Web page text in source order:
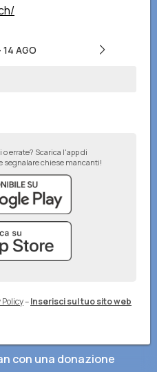
14 AGO
errate? Scarica l'app di
segnalare chiese mancanti!
–Inserisci sul tuo sito web
con una donazione